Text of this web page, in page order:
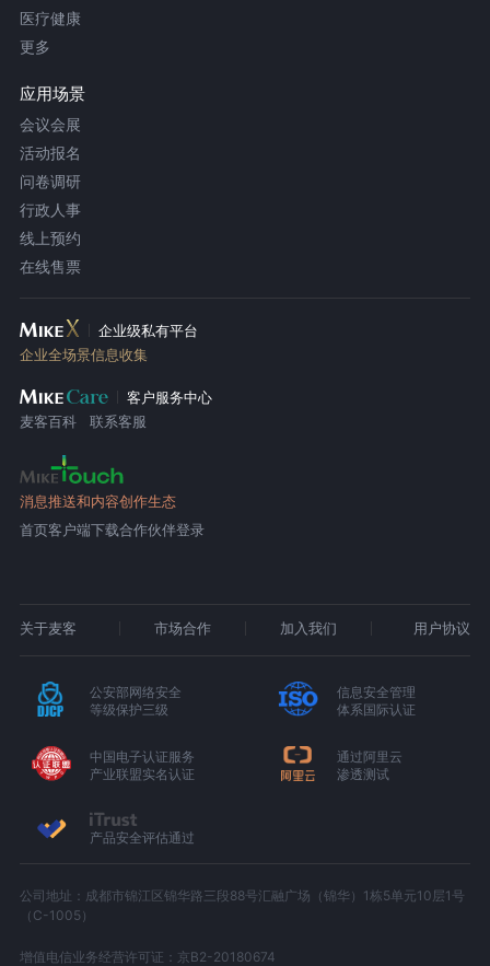
医疗健康
更多
应用场景
会议会展
活动报名
问卷调研
行政人事
线上预约
在线售票
企业级私有平台
企业全场景信息收集
客户服务中心
麦客百科
联系客服
消息推送和内容创作生态
首页客户端下载合作伙伴登录
关于麦客 市场合作 加入我们 用户协议
公安部网络安全
等级保护三级
信息安全管理
体系国际认证
中国电子认证服务
产业联盟实名认证
通过阿里云
渗透测试
产品安全评估通过
公司地址：成都市锦江区锦华路三段88号汇融广场（锦华）1栋5单元10层1号
（C-1005）
增值电信业务经营许可证：京B2-20180674